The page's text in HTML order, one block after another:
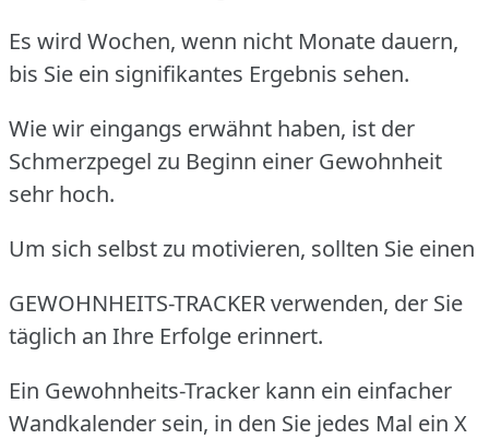
Es wird Wochen, wenn nicht Monate dauern,
bis Sie ein signifikantes Ergebnis sehen.
Wie wir eingangs erwähnt haben, ist der
Schmerzpegel zu Beginn einer Gewohnheit
sehr hoch.
Um sich selbst zu motivieren, sollten Sie einen
GEWOHNHEITS-TRACKER verwenden, der Sie
täglich an Ihre Erfolge erinnert.
Ein Gewohnheits-Tracker kann ein einfacher
Wandkalender sein, in den Sie jedes Mal ein X